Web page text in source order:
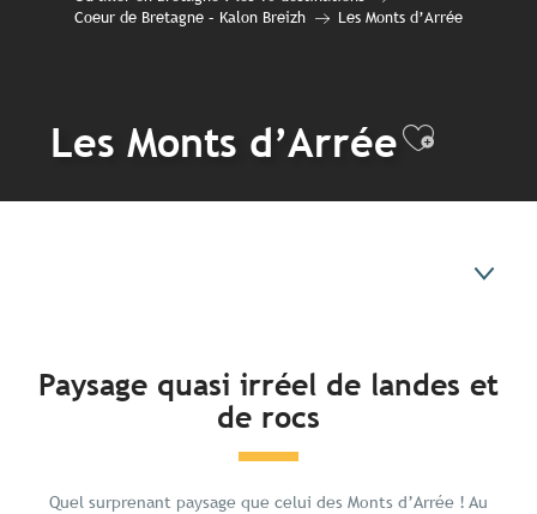
Coeur de Bretagne – Kalon Breizh
Les Monts d’Arrée
Les Monts d’Arrée
Paysage quasi irréel de landes et
de rocs
Quel surprenant paysage que celui des Monts d’Arrée ! Au